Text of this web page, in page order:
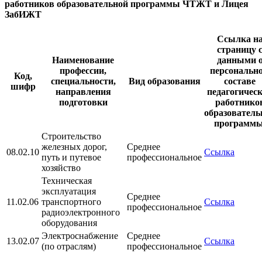
работников образовательной программы ЧТЖТ и Лицея
ЗабИЖТ
Код,
шифр
Наименование
профессии,
специальности,
направления
подготовки
Вид образования
Ссылка
страницу с
данными
составе
08.02.10
Строительство
железных дорог,
путь и путевое
хозяйство
Среднее
профессиональное
Ссылка
11.02.06
Техническая
эксплуатация
транспортного
радиоэлектронного
оборудования
Среднее
профессиональное
Ссылка
13.02.07
Электроснабжение
(по отраслям)
Среднее
профессиональное
Ссылка